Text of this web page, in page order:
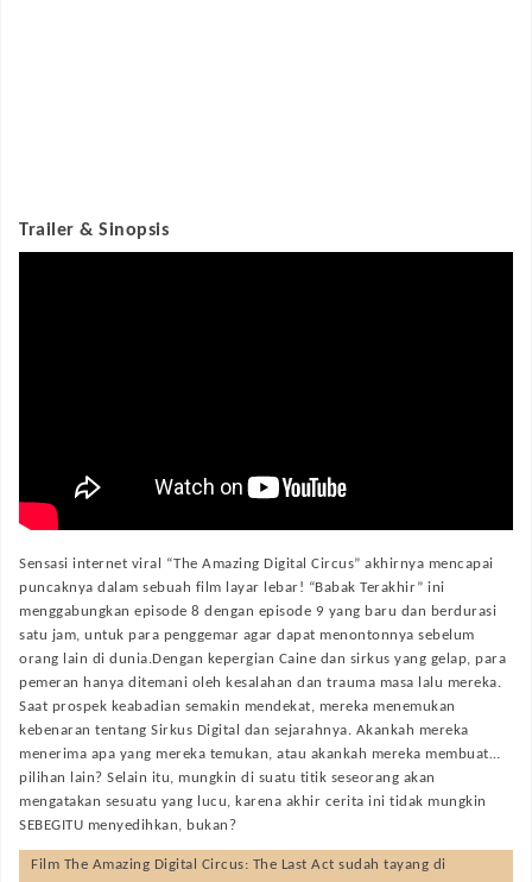
Trailer & Sinopsis
Sensasi internet viral “The Amazing Digital Circus” akhirnya mencapai
puncaknya dalam sebuah film layar lebar! “Babak Terakhir” ini
menggabungkan episode 8 dengan episode 9 yang baru dan berdurasi
satu jam, untuk para penggemar agar dapat menontonnya sebelum
orang lain di dunia.Dengan kepergian Caine dan sirkus yang gelap, para
pemeran hanya ditemani oleh kesalahan dan trauma masa lalu mereka.
Saat prospek keabadian semakin mendekat, mereka menemukan
kebenaran tentang Sirkus Digital dan sejarahnya. Akankah mereka
menerima apa yang mereka temukan, atau akankah mereka membuat…
pilihan lain? Selain itu, mungkin di suatu titik seseorang akan
mengatakan sesuatu yang lucu, karena akhir cerita ini tidak mungkin
SEBEGITU menyedihkan, bukan?
Film The Amazing Digital Circus: The Last Act sudah tayang di